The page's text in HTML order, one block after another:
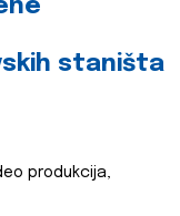
staništa
produkcija,